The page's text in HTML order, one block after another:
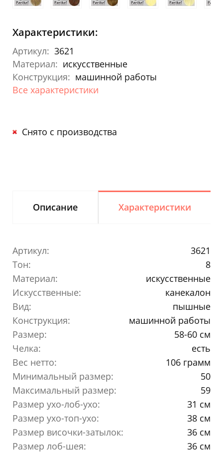
Характеристики:
Артикул: 3621
Материал: искусственные
Конструкция: машинной работы
Все характеристики
Снято с производства
Описание Характеристики
Артикул:
3621
Тон:
8
Материал:
искусственные
Искусственные:
канекалон
Вид:
пышные
Конструкция:
машинной работы
Размер:
58-60 см
Челка:
есть
Вес нетто:
106 грамм
Минимальный размер:
50
Максимальный размер:
59
Размер ухо-лоб-ухо:
31 см
Размер ухо-топ-ухо:
38 см
Размер височки-затылок:
36 см
Размер лоб-шея:
36 см